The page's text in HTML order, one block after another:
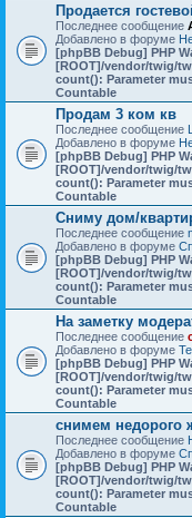
Продается
Последнее сообщение
Добавлено в форуме
[phpBB Debug] PHP
[ROOT]/vendor/twig/
count(): Parameter
Countable
Продам 3 ком кв
Последнее сообщение
Добавлено в форуме
[phpBB Debug] PHP
[ROOT]/vendor/twig/
count(): Parameter
Countable
Сниму дом/
Последнее сообщение
Добавлено в форуме
[phpBB Debug] PHP
[ROOT]/vendor/twig/
count(): Parameter
Countable
На заметку
Последнее сообщение
Добавлено в форуме
[phpBB Debug] PHP
[ROOT]/vendor/twig/
count(): Parameter
Countable
снимем недорого
Последнее сообщение
Добавлено в форуме
[phpBB Debug] PHP
[ROOT]/vendor/twig/
count(): Parameter
Countable